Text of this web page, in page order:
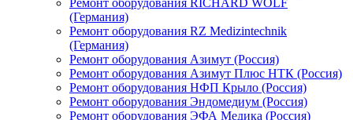
Ремонт оборудования RICHARD WOLF
(Германия)
Ремонт оборудования RZ Medizintechnik
(Германия)
Ремонт оборудования Азимут (Россия)
Ремонт оборудования Азимут Плюс НТК (Россия)
Ремонт оборудования НФП Крыло (Россия)
Ремонт оборудования Эндомедиум (Россия)
Ремонт оборудования ЭФА Медика (Россия)